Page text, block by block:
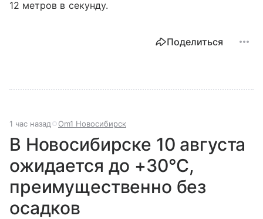
12 метров в секунду.
Поделиться
1 час назад Om1 Новосибирск
В Новосибирске 10 августа
ожидается до +30°C,
преимущественно без
осадков